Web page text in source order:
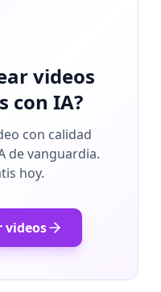
videos
con IA?
con calidad
de vanguardia.
hoy.
videos